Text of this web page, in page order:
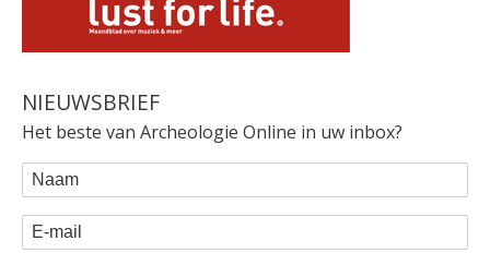
NIEUWSBRIEF
Het beste van Archeologie Online in uw inbox?
WEBFORM
Naam
E-mail